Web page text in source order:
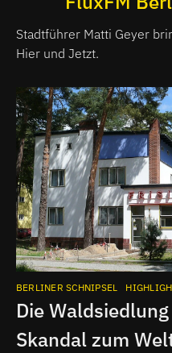
Stadtführer Matti Geyer
Hier und Jetzt.
BERLINER SCHNIPSEL
Die
Skandal zum